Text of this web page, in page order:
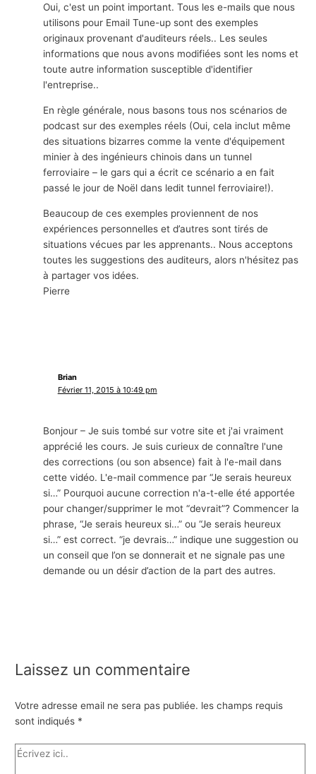
Oui, c'est un point important. Tous les e-mails que nous
utilisons pour Email Tune-up sont des exemples
originaux provenant d'auditeurs réels.. Les seules
informations que nous avons modifiées sont les noms et
toute autre information susceptible d'identifier
l'entreprise..
En règle générale, nous basons tous nos scénarios de
podcast sur des exemples réels (Oui, cela inclut même
des situations bizarres comme la vente d'équipement
minier à des ingénieurs chinois dans un tunnel
ferroviaire – le gars qui a écrit ce scénario a en fait
passé le jour de Noël dans ledit tunnel ferroviaire!).
Beaucoup de ces exemples proviennent de nos
expériences personnelles et d’autres sont tirés de
situations vécues par les apprenants.. Nous acceptons
toutes les suggestions des auditeurs, alors n'hésitez pas
à partager vos idées.
Pierre
Brian
Février 11, 2015 à 10:49 pm
Bonjour – Je suis tombé sur votre site et j'ai vraiment
apprécié les cours. Je suis curieux de connaître l'une
des corrections (ou son absence) fait à l'e-mail dans
cette vidéo. L'e-mail commence par “Je serais heureux
si…” Pourquoi aucune correction n'a-t-elle été apportée
pour changer/supprimer le mot “devrait”? Commencer la
phrase, “Je serais heureux si…” ou “Je serais heureux
si…” est correct. “je devrais…” indique une suggestion ou
un conseil que l’on se donnerait et ne signale pas une
demande ou un désir d’action de la part des autres.
Laissez un commentaire
Votre adresse email ne sera pas publiée. les champs requis
sont indiqués *